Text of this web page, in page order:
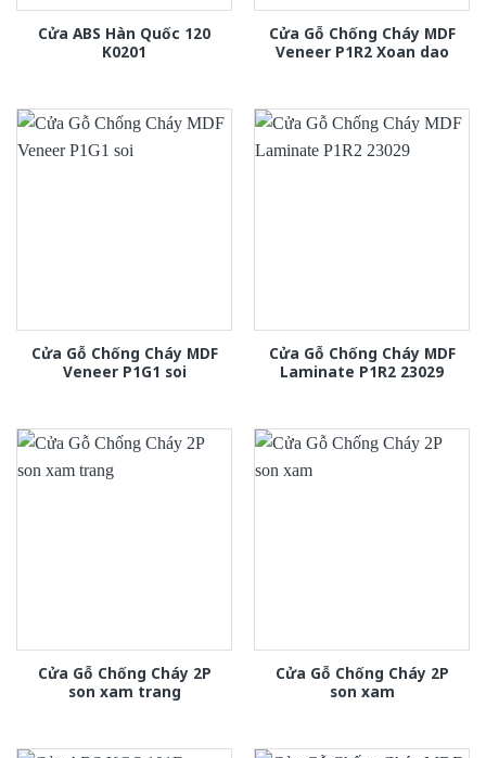
Cửa ABS Hàn Quốc 120
K0201
Cửa Gỗ Chống Cháy MDF
Veneer P1R2 Xoan dao
Cửa Gỗ Chống Cháy MDF
Veneer P1G1 soi
Cửa Gỗ Chống Cháy MDF
Laminate P1R2 23029
Cửa Gỗ Chống Cháy 2P
son xam trang
Cửa Gỗ Chống Cháy 2P
son xam